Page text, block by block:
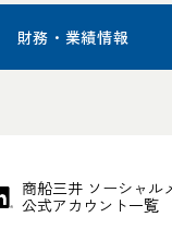
財務・業績情報
商船三井 ソーシャル
公式アカウント一覧